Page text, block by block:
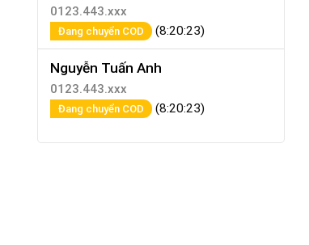
0123.443.xxx
Đang chuyển COD (8:20:23)
Nguyễn Tuấn Anh
0123.443.xxx
Đang chuyển COD (8:20:23)